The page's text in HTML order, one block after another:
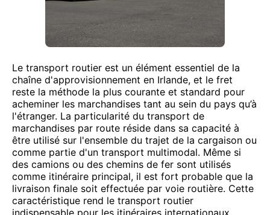
Le transport routier est un élément essentiel de la
chaîne d'approvisionnement en Irlande, et le fret
reste la méthode la plus courante et standard pour
acheminer les marchandises tant au sein du pays qu’à
l'étranger. La particularité du transport de
marchandises par route réside dans sa capacité à
être utilisé sur l'ensemble du trajet de la cargaison ou
comme partie d'un transport multimodal. Même si
des camions ou des chemins de fer sont utilisés
comme itinéraire principal, il est fort probable que la
livraison finale soit effectuée par voie routière. Cette
caractéristique rend le transport routier
indispensable pour les itinéraires internationaux.